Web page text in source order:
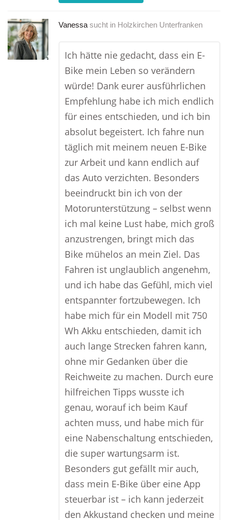
Vanessa sucht in Holzkirchen Unterfranken
Ich hätte nie gedacht, dass ein E-
Bike mein Leben so verändern
würde! Dank eurer ausführlichen
Empfehlung habe ich mich endlich
für eines entschieden, und ich bin
absolut begeistert. Ich fahre nun
täglich mit meinem neuen E-Bike
zur Arbeit und kann endlich auf
das Auto verzichten. Besonders
beeindruckt bin ich von der
Motorunterstützung – selbst wenn
ich mal keine Lust habe, mich groß
anzustrengen, bringt mich das
Bike mühelos an mein Ziel. Das
Fahren ist unglaublich angenehm,
und ich habe das Gefühl, mich viel
entspannter fortzubewegen. Ich
habe mich für ein Modell mit 750
Wh Akku entschieden, damit ich
auch lange Strecken fahren kann,
ohne mir Gedanken über die
Reichweite zu machen. Durch eure
hilfreichen Tipps wusste ich
genau, worauf ich beim Kauf
achten muss, und habe mich für
eine Nabenschaltung entschieden,
die super wartungsarm ist.
Besonders gut gefällt mir auch,
dass mein E-Bike über eine App
steuerbar ist – ich kann jederzeit
den Akkustand checken und meine